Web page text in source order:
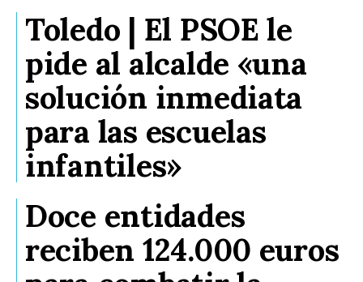
Toledo | El PSOE le
pide al alcalde «una
solución inmediata
para las escuelas
infantiles»
Doce entidades
reciben 124.000 euros